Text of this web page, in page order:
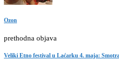
Ozon
prethodna objava
Veliki Etno festival u Laćarku 4. maja: